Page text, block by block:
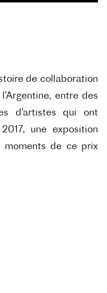
de collaboration
entre des
d’artistes qui ont
une exposition
moments de ce prix